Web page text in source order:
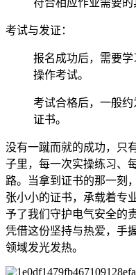
考试与发证：
报名成功后，需要
操作考试。
考试合格后，一般
证书。
没有一蹴而就的成功，只
子里，每一次实操练习、
路。当拿到证书的那一刻
张小小的证书，承载着专
予了我们守护电气安全的
凭借这份坚持与热爱，手
领域发光发热。